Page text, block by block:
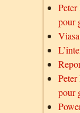
Peter
pour
Peter
pour